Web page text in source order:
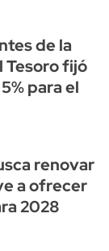
de la
Tesoro fijó
para el
renovar
a ofrecer
2028